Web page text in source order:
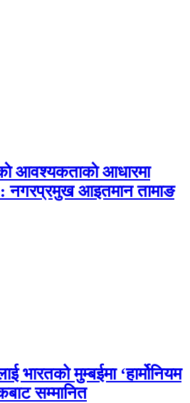
आवश्यकताकाे आधारमा
: नगरप्रमुख आइतमान तामाङ
भारतको मुम्बईमा ‘हार्मोनियम
सम्मानित